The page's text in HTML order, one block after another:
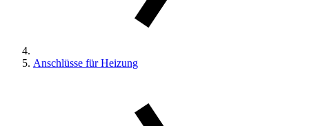
Anschlüsse für Heizung